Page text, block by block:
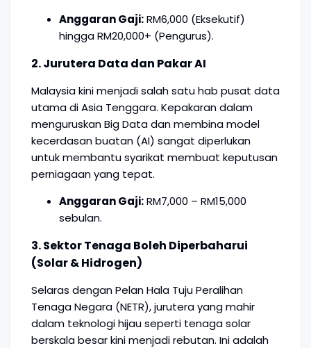
Anggaran Gaji:RM6,000 (Eksekutif)
hingga RM20,000+ (Pengurus).
2. Jurutera Data dan Pakar AI
Malaysia kini menjadi salah satu hab pusat data
utama di Asia Tenggara. Kepakaran dalam
menguruskan Big Data dan membina model
kecerdasan buatan (AI) sangat diperlukan
untuk membantu syarikat membuat keputusan
perniagaan yang tepat.
Anggaran Gaji:RM7,000 – RM15,000
sebulan.
3. Sektor Tenaga Boleh Diperbaharui
(Solar & Hidrogen)
Selaras dengan Pelan Hala Tuju Peralihan
Tenaga Negara (NETR), jurutera yang mahir
dalam teknologi hijau seperti tenaga solar
berskala besar kini menjadi rebutan. Ini adalah